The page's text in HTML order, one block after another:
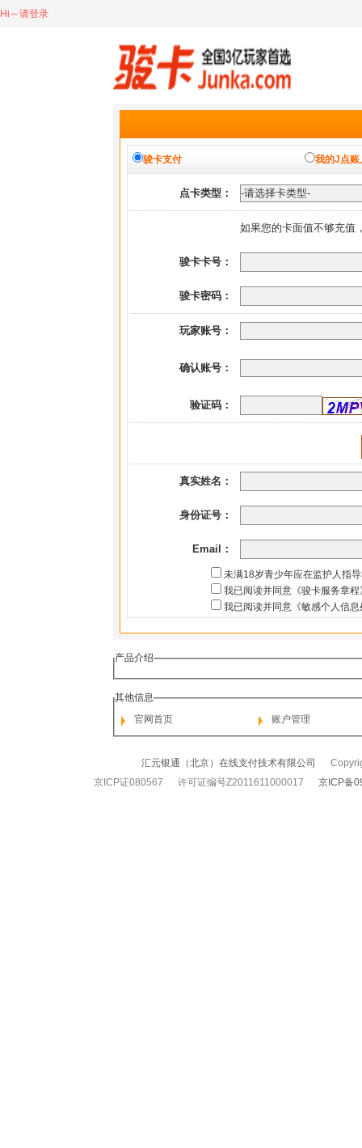
Hi～请登录
骏卡支付 我的J点账
点卡类型：
如果您的卡面值不够充值
骏卡卡号：
骏卡密码：
玩家账号：
确认账号：
验证码：
真实姓名：
身份证号：
Email：
未满18岁青少年应在监护人指
我已阅读并同意《骏卡服务章程
我已阅读并同意《敏感个人信
产品介绍
其他信息
官网首页
账户管理
汇元银通（北京）在线支付技术有限公司
京ICP证080567 许可证编号Z2011611000017 京ICP备